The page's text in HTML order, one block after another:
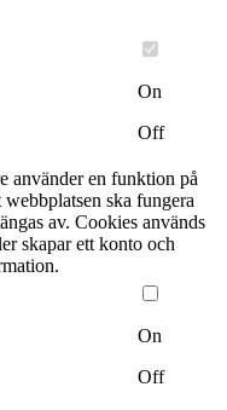
On
Off
använder en funktion på
ska fungera
av. Cookies används
skapar ett konto och
On
Off